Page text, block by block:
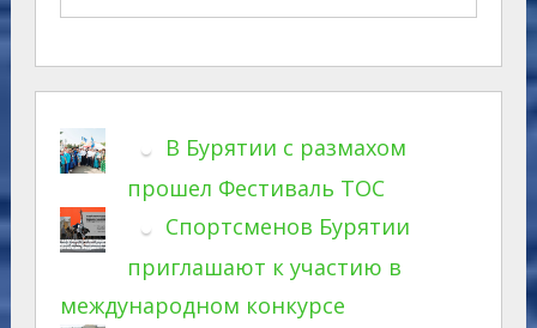
В Бурятии с размахом
прошел Фестиваль ТОС
Спортсменов Бурятии
приглашают к участию в
международном конкурсе